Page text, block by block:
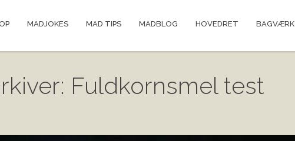
MADJOKES MAD TIPS MADBLOG HOVEDRET BAGVÆRK
Fuldkornsmel test